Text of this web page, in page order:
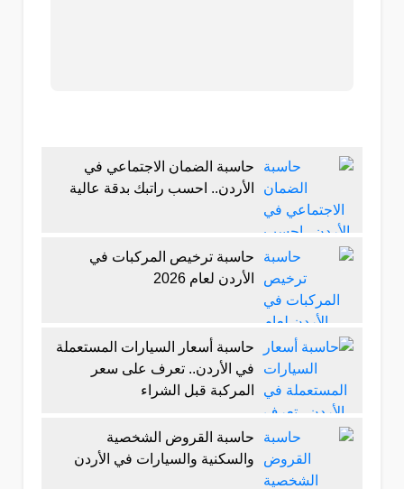
حاسبة الضمان الاجتماعي في
الأردن.. احسب راتبك بدقة عالية
حاسبة ترخيص المركبات في
الأردن لعام 2026
حاسبة أسعار السيارات المستعملة
في الأردن.. تعرف على سعر
المركبة قبل الشراء
حاسبة القروض الشخصية
والسكنية والسيارات في الأردن